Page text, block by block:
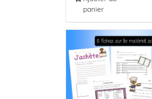
panier